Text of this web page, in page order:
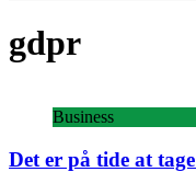
gdpr
Business
Det er på tide at